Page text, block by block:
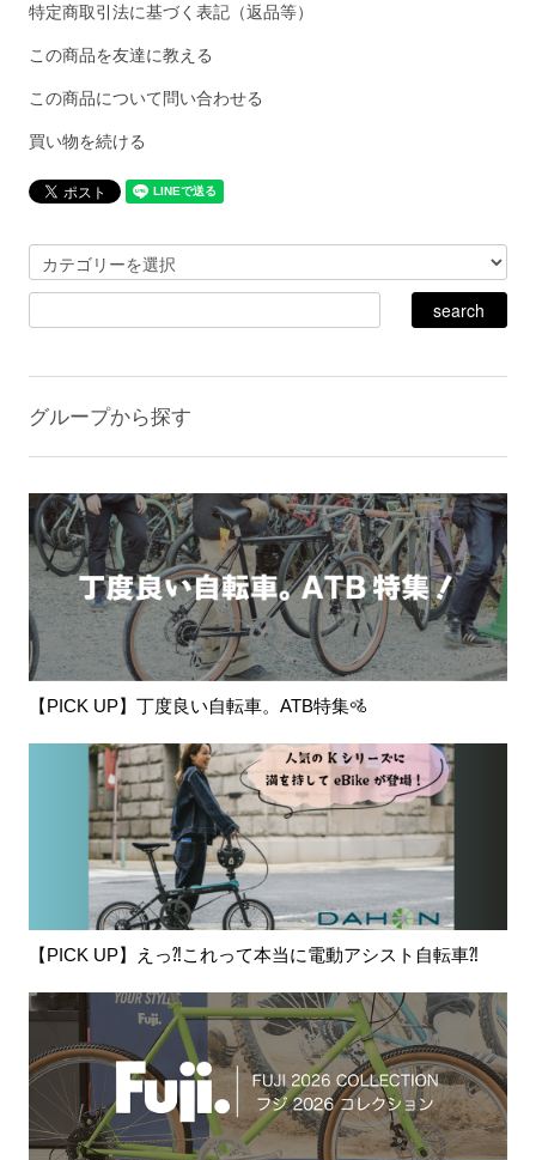
特定商取引法に基づく表記（返品等）
この商品を友達に教える
この商品について問い合わせる
買い物を続ける
グループから探す
【PICK UP】丁度良い自転車。ATB特集🚵
【PICK UP】えっ⁈これって本当に電動アシスト自転車⁈